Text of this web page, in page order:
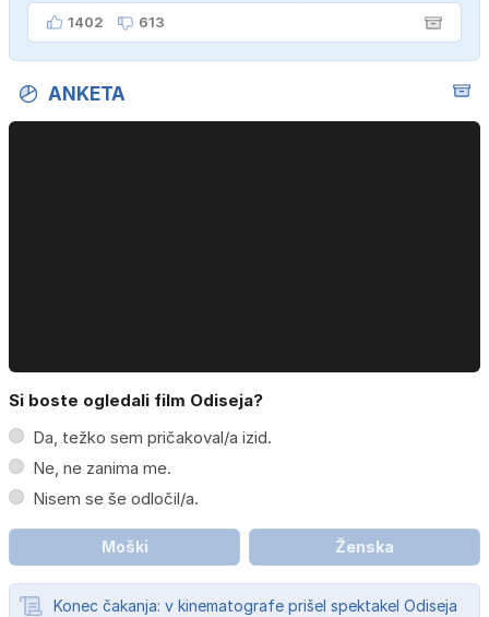
kupiti novega sina, tako sem ga prebutal!"
1402 613
ANKETA
Si boste ogledali film Odiseja?
Da, težko sem pričakoval/a izid.
Ne, ne zanima me.
Nisem se še odločil/a.
Moški Ženska
Konec čakanja: v kinematografe prišel spektakel Odiseja